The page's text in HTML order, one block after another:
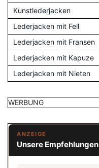
Kunstlederjacken
Lederjacken mit Fell
Lederjacken mit Fransen
Lederjacken mit Kapuze
Lederjacken mit Nieten
WERBUNG
ANZEIGE
Unsere Empfehlungen